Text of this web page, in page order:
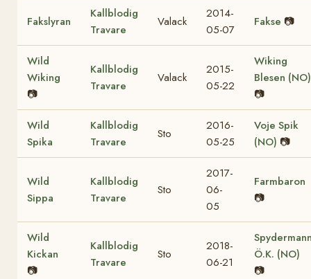
Fakslyran
Kallblodig
Travare
Valack
2014-
05-07
Fakse 📷
Wild
Wiking
📷
Kallblodig
Travare
Valack
2015-
05-22
Wiking
Blesen (NO)
📷
Wild
Spika
Kallblodig
Travare
Sto
2016-
05-25
Voje Spik
(NO) 📷
Wild
Sippa
Kallblodig
Travare
Sto
2017-
06-
05
Farmbaron
📷
Wild
Kickan
📷
Kallblodig
Travare
Sto
2018-
06-21
Ö.K. (NO)
📷